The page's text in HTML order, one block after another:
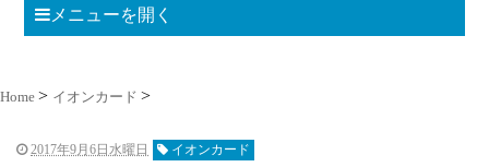
メニューを開く
Home イオンカード
2017年9月6日水曜日 イオンカード